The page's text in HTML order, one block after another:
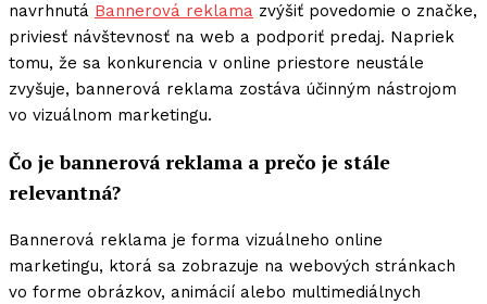
navrhnutá Bannerová reklama zvýšiť povedomie o značke,
priviesť návštevnosť na web a podporiť predaj. Napriek
tomu, že sa konkurencia v online priestore neustále
zvyšuje, bannerová reklama zostáva účinným nástrojom
vo vizuálnom marketingu.
Čo je bannerová reklama a prečo je stále
relevantná?
Bannerová reklama je forma vizuálneho online
marketingu, ktorá sa zobrazuje na webových stránkach
vo forme obrázkov, animácií alebo multimediálnych